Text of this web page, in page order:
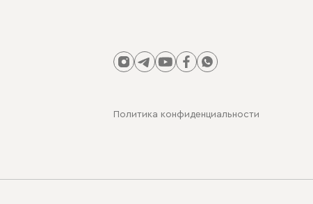
Политика конфиденциальности